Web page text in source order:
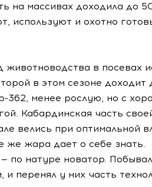
на массивах доходила до
используют и охотно
в посевах
в этом сезоне
362, менее рослую, но с
Кабардинская часть
велись при оптимальной
же жара дает о себе знать.
по натуре новатор.
и перенял у них часть